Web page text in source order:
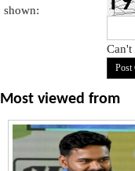
shown:
Most viewed from